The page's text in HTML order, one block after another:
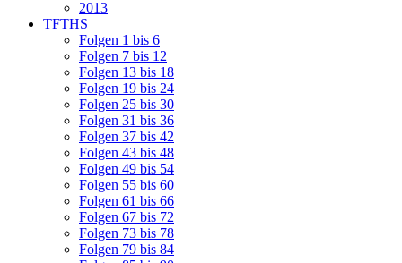
2013
TFTHS
Folgen 1 bis 6
Folgen 7 bis 12
Folgen 13 bis 18
Folgen 19 bis 24
Folgen 25 bis 30
Folgen 31 bis 36
Folgen 37 bis 42
Folgen 43 bis 48
Folgen 49 bis 54
Folgen 55 bis 60
Folgen 61 bis 66
Folgen 67 bis 72
Folgen 73 bis 78
Folgen 79 bis 84